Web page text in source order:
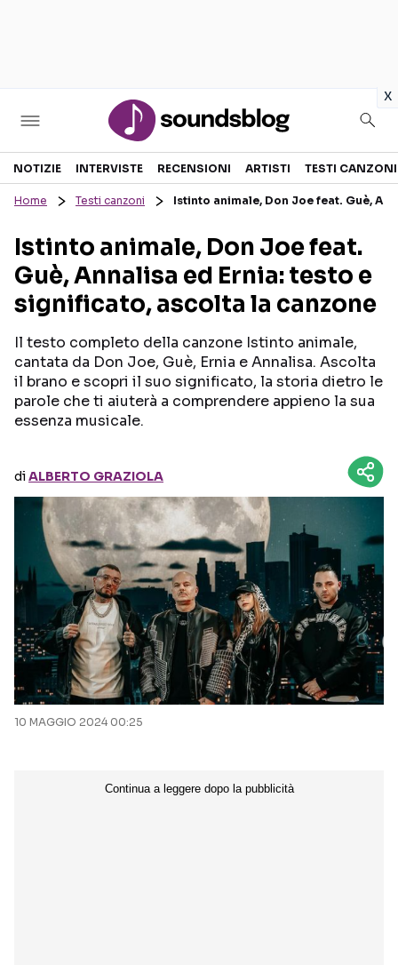
x
Sezioni
RECENSIONI MUSICALI
INTERVISTE
GOSSIP E CURIOSITÀ
TESTI CANZONI
TOUR ED EVENTI
TALENT SHOW
NOTIZIE INTERVISTE RECENSIONI ARTISTI TESTI CANZONI
Home Testi canzoni Istinto animale, Don Joe feat. Guè,
Istinto animale, Don Joe feat.
Guè, Annalisa ed Ernia: testo e
significato, ascolta la canzone
Il testo completo della canzone Istinto animale,
cantata da Don Joe, Guè, Ernia e Annalisa. Ascolta
il brano e scopri il suo significato, la storia dietro le
parole che ti aiuterà a comprendere appieno la sua
essenza musicale.
diALBERTO GRAZIOLA
10 MAGGIO 2024 00:25